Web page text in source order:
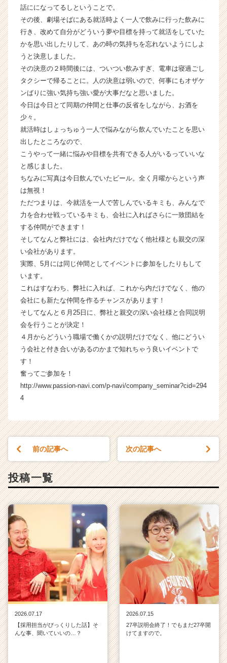
話にになってるしということで。
その後、劇場そばにある就活時よく一人で飲みに行った飲みに
行き、改めて自分がどういう夢や目標を持って就活をしていた
かを思い出したりして、あの時の気持ちを忘れないようにしよ
うと決意しました。
その決意の２時間後には、ついつい飲みすぎ、電車は寝過ごし
タクシーで帰ることに。人の決意は弱いので、何事にもオザケ
ンばりに強い気持ち強い愛が大事だなと思いました。
今日は今日とて同期の仲間と仕事の反省をしながら、お酒を
少々。
就活時はしょっちゅう一人で悩みながら飲んでいたことを思い
出したところなので、
こうやって一緒に悩みや目標を共有できる人がいるっていいな
と感じました。
ちなみに写真は今日飲んでいたビール。全く月曜からという声
は無視！
ただつまりは、今就活を一人で苦しんでいるキミも、みんなで
力を合わせ戦っているキミも、会社に入ればさらに一致団結を
する仲間ができます！
そしてなんと弊社には、会社内だけでなく他社様とも親交の深
い会社があります。
実際、5月には同じ仲間としてイベントに参加をしたりもして
います。
これはすなわち、弊社に入れば、これから内だけでなく、他の
会社にも新たな仲間を作るチャンスがあります！
そしてなんと６月25日に、弊社と親交の深い会社様と合同説明
会を行うことが決定！
４月からどういう職場で働くかの説明だけでなく、他にどうい
う会社と付き合いがあるのかまで知れちゃう良いイベントで
す！
奮ってご参加を！
http://www.passion-navi.com/p-navi/company_seminar?cid=294
4
前の記事へ 次の記事へ
投稿一覧
2026.07.17
【採用担当がびっくりした話】そ
んな事、聞いていいの…？
2026.07.15
27卒説明会終了！でもまだ27卒開
けてますので。